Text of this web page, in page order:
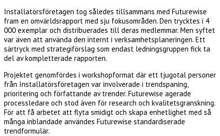
Installatörsföretagen tog således tillsammans med Futurewise
fram en omvärldsrapport med sju fokusområden. Den trycktes i 4
000 exemplar och distribuerades till deras medlemmar. Men syftet
var även att använda den internt i verksamhetsplaneringen. Ett
särtryck med strategiförslag som endast ledningsgruppen fick ta
del av kompletterade rapporten.
Projektet genomfördes i workshopformat där ett tjugotal personer
från Installatörsföretagen var involverade i trendspaning,
prioritering och författande av trender. Futurewise agerade
processledare och stod även för research och kvalitetsgranskning.
För att få arbetet att flyta smidigt och skapa enhetlighet med så
många inblandade användes Futurewise standardiserade
trendformulär.